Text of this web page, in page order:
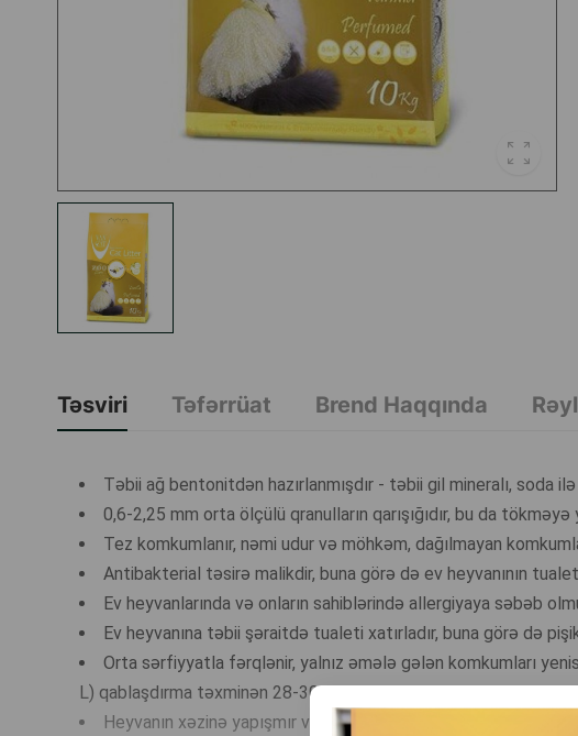
Təsviri Təfərrüat Brend Haqqında
Təbii ağ bentonitdən hazırlanmışdır - təbii gil mineralı,
0,6-2,25 mm orta ölçülü qranulların qarışığıdır, bu da
Tez komkumlanır, nəmi udur və möhkəm, dağılmayan
Antibakterial təsirə malikdir, buna görə də ev heyvanının
Ev heyvanlarında və onların sahiblərində allergiyaya səbəb
Ev heyvanına təbii şəraitdə tualeti xatırladır, buna görə də
Orta sərfiyyatla fərqlənir, yalnız əmələ gələn komkumları
L) qablaşdırma təxminən 28-30 gün ərzində 4-7 kq çəkili bir
Heyvanın xəzinə yapışmır və evə yayılmır